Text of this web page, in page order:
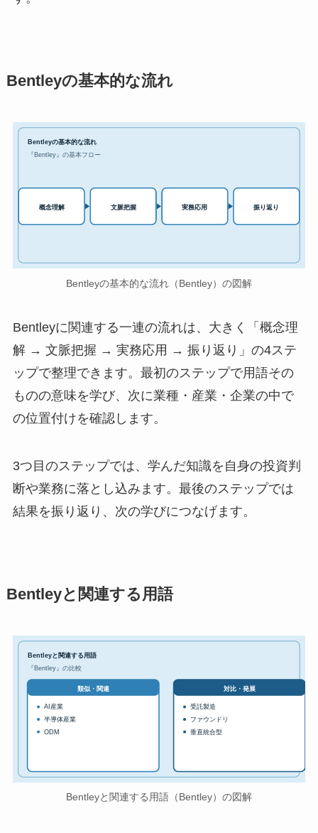
Bentleyの基本的な流れ
Bentleyの基本的な流れ
『Bentley』の基本フロー
概念理解 文脈把握 実務応用 振り返り
Bentleyの基本的な流れ（Bentley）の図解
Bentleyに関連する一連の流れは、大きく「概念理
解 → 文脈把握 → 実務応用 → 振り返り」の4ステ
ップで整理できます。最初のステップで用語その
ものの意味を学び、次に業種・産業・企業の中で
の位置付けを確認します。
3つ目のステップでは、学んだ知識を自身の投資判
断や業務に落とし込みます。最後のステップでは
結果を振り返り、次の学びにつなげます。
Bentleyと関連する用語
Bentleyと関連する用語
『Bentley』の比較
類似・関連
AI産業
半導体産業
ODM
対比・発展
受託製造
ファウンドリ
垂直統合型
Bentleyと関連する用語（Bentley）の図解